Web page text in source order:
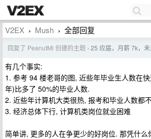
V2EX › Mush › 全部回复
回复了 PeanutMi 创建的主题 › 25 应届，月薪 7k，
有几个事实:
1. 参考 94 楼老哥的图, 近些年毕业生人数在
年)比多了 50%的毕业人数.
2. 近些年计算机大类很热, 报考和毕业人数都
3. 经济总体下行, 计算机类岗位就业困难
简单讲, 更多的人在争更少的好岗位. 那凭什么